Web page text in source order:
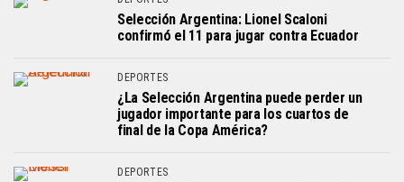
Selección Argentina: Lionel Scaloni
confirmó el 11 para jugar contra Ecuador
DEPORTES
¿La Selección Argentina puede perder un
jugador importante para los cuartos de
final de la Copa América?
DEPORTES